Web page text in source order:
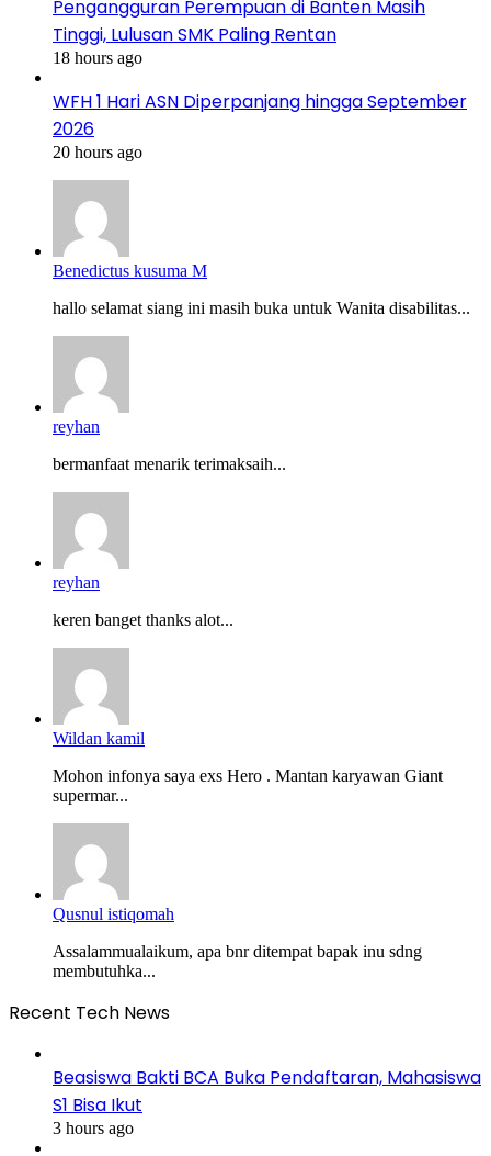
Pengangguran Perempuan di Banten Masih
Tinggi, Lulusan SMK Paling Rentan
18 hours ago
WFH 1 Hari ASN Diperpanjang hingga September
2026
20 hours ago
Benedictus kusuma M
hallo selamat siang ini masih buka untuk Wanita disabilitas...
reyhan
bermanfaat menarik terimaksaih...
reyhan
keren banget thanks alot...
Wildan kamil
Mohon infonya saya exs Hero . Mantan karyawan Giant
supermar...
Qusnul istiqomah
Assalammualaikum, apa bnr ditempat bapak inu sdng
membutuhka...
Recent Tech News
Beasiswa Bakti BCA Buka Pendaftaran, Mahasiswa
S1 Bisa Ikut
3 hours ago